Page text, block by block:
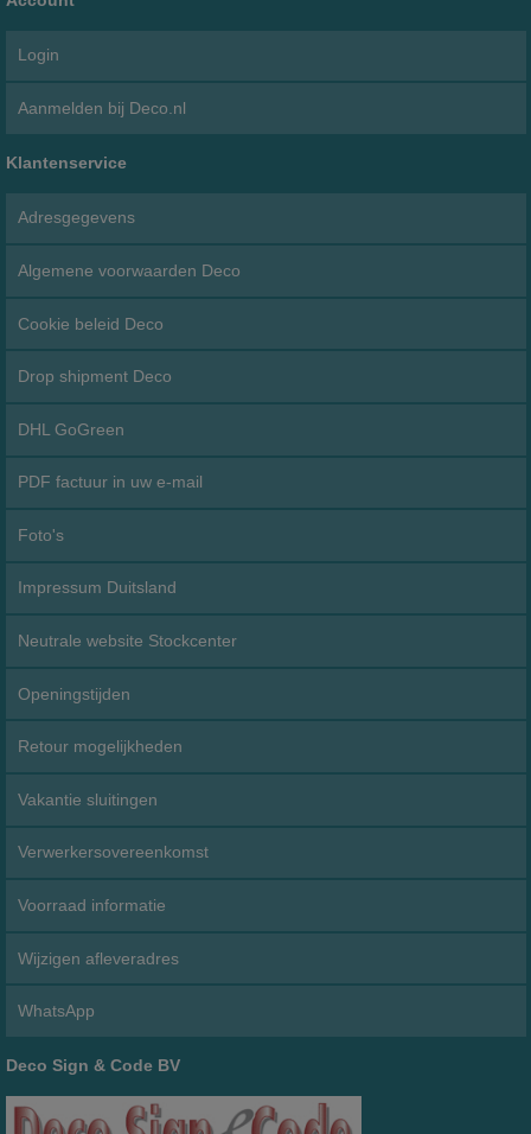
Login
Aanmelden bij Deco.nl
Klantenservice
Adresgegevens
Algemene voorwaarden Deco
Cookie beleid Deco
Drop shipment Deco
DHL GoGreen
PDF factuur in uw e-mail
Foto's
Impressum Duitsland
Neutrale website Stockcenter
Openingstijden
Retour mogelijkheden
Vakantie sluitingen
Verwerkersovereenkomst
Voorraad informatie
Wijzigen afleveradres
WhatsApp
Deco Sign & Code BV